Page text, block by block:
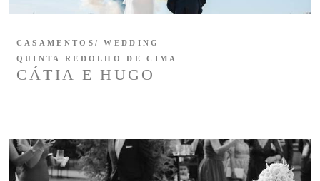
CÁTIA E HUGO
CASAMENTOS/ WEDDING
QUINTA REDOLHO DE CIMA